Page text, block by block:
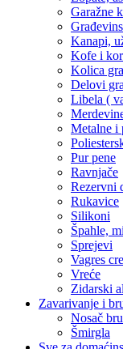
Garažne
Kanapi,
Kofe i
Kolica
Delovi
Libela (
Metalne i
Pur pene
Ravnjače
Rezervni
Rukavice
Silikoni
Špahle,
Sprejevi
Vagres
Vreće
Zidarski
Zavarivanje i
Nosač
Šmirgla